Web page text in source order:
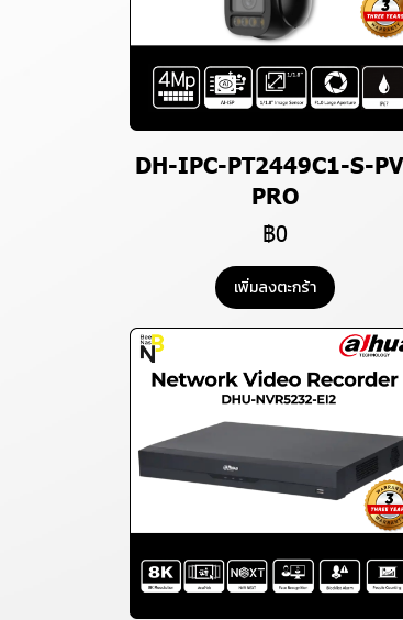
DH-IPC-PT2449C1-S-
PRO
฿0
เพิ่มลงตะกร้า